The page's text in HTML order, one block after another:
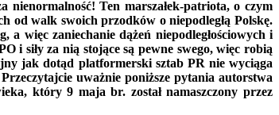
Ten marszałek-patriota, o czym
od walk swoich przodków o niepodległą Polskę.
więc zaniechanie dążeń niepodległościowych i
i siły za nią stojące są pewne swego, więc robią
jak dotąd platformerski sztab PR nie wyciąga
uważnie poniższe pytania autorstwa
który 9 maja br. został namaszczony przez